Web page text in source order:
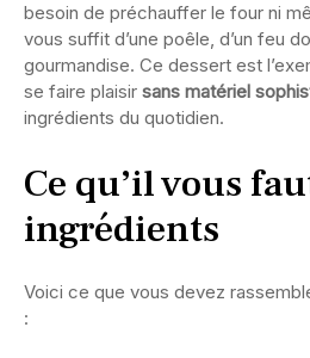
besoin de préchauffer le four ni
vous suffit d’une poêle, d’un feu
gourmandise. Ce dessert est
se faire plaisir sans matériel
ingrédients du quotidien.
Ce qu’il vous
ingrédients
Voici ce que vous devez
: